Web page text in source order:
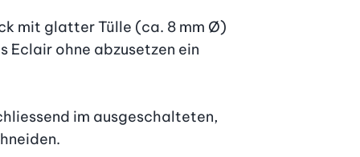
mit glatter Tülle (ca. 8 mm Ø)
Eclair ohne abzusetzen ein
im ausgeschalteten,